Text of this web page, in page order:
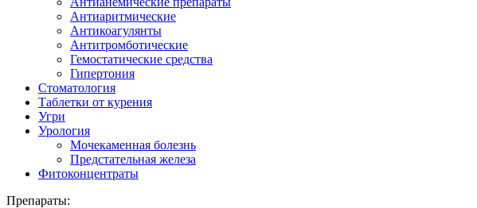
Антиаритмические
Антикоагулянты
Антитромботические
Гемостатические средства
Гипертония
Стоматология
Таблетки от курения
Угри
Урология
Мочекаменная болезнь
Предстательная железа
Фитоконцентраты
Препараты: